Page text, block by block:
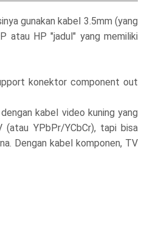
gunakan kabel 3.5mm (yang
atau HP "jadul" yang memiliki
konektor component out
kabel video kuning yang
(atau YPbPr/YCbCr), tapi bisa
Dengan kabel komponen, TV